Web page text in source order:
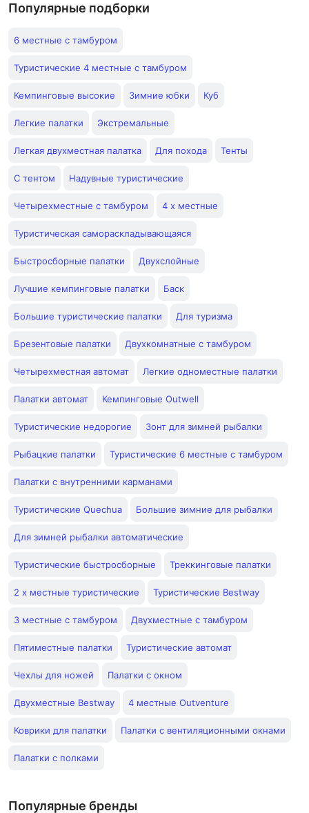
Популярные подборки
6 местные с тамбуром
Туристические 4 местные с тамбуром
Кемпинговые высокие Зимние юбки Куб
Легкие палатки Экстремальные
Легкая двухместная палатка Для похода Тенты
С тентом Надувные туристические
Четырехместные с тамбуром 4 х местные
Туристическая самораскладывающаяся
Быстросборные палатки Двухслойные
Лучшие кемпинговые палатки Баск
Большие туристические палатки Для туризма
Брезентовые палатки Двухкомнатные с тамбуром
Четырехместная автомат Легкие одноместные палатки
Палатки автомат Кемпинговые Outwell
Туристические недорогие Зонт для зимней рыбалки
Рыбацкие палатки Туристические 6 местные с тамбуром
Палатки с внутренними карманами
Туристические Quechua Большие зимние для рыбалки
Для зимней рыбалки автоматические
Туристические быстросборные Треккинговые палатки
2 х местные туристические Туристические Bestway
3 местные с тамбуром Двухместные с тамбуром
Пятиместные палатки Туристические автомат
Чехлы для ножей Палатки с окном
Двухместные Bestway 4 местные Outventure
Коврики для палатки Палатки с вентиляционными окнами
Палатки с полками
Популярные бренды